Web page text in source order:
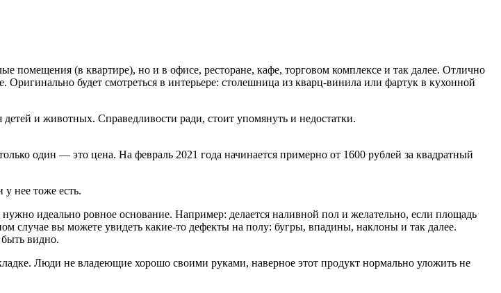
помещения (в квартире), но и в офисе, ресторане, кафе, торговом комплексе и так далее. Отлично
будет смотреться в интерьере: столешница из кварц-винила или фартук в кухонной
и животных. Справедливости ради, стоит упомянуть и недостатки.
один — это цена. На февраль 2021 года начинается примерно от 1600 рублей за квадратный
у нее тоже есть.
идеально ровное основание. Например: делается наливной пол и желательно, если площадь
вы можете увидеть какие-то дефекты на полу: бугры, впадины, наклоны и так далее.
видно.
Люди не владеющие хорошо своими руками, наверное этот продукт нормально уложить не